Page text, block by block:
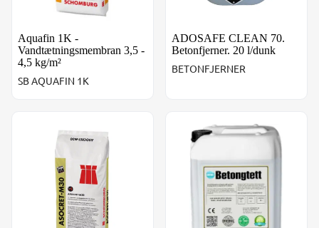
Aquafin 1K -
Vandtætningsmembran 3,5 -
4,5 kg/m²
SB AQUAFIN 1K
ADOSAFE CLEAN 70.
Betonfjerner. 20 l/dunk
BETONFJERNER
Vandtæt multifunktionel mørtel. 25 kg/sækControll Betongtett 20 l, CE